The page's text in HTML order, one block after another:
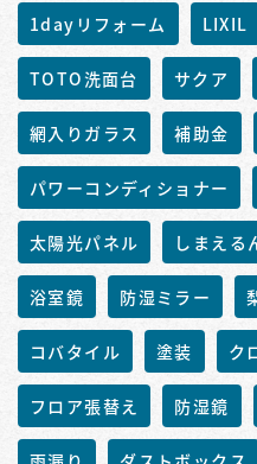
1dayリフォーム LIXIL
TOTO洗面台 サクア
網入りガラス 補助金
パワーコンディショナー
太陽光パネル しまえる
浴室鏡 防湿ミラー
コバタイル 塗装 ク
フロア張替え 防湿鏡